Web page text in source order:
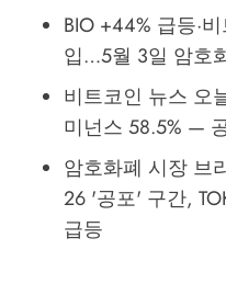
BIO +44% 급등·
입…5월 3일 암호
비트코인 뉴스 오
미넌스 58.5% —
암호화폐 시장 브
26 '공포' 구간,
급등